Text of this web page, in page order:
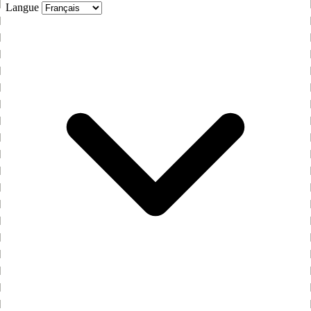
Langue